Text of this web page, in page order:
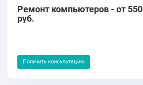
Ремонт компьютеров - от 550
руб.
Получить консультацию